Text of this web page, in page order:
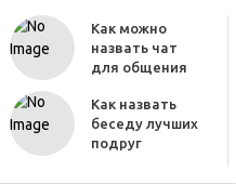
Как можно
назвать чат
для общения
Как назвать
беседу лучших
подруг